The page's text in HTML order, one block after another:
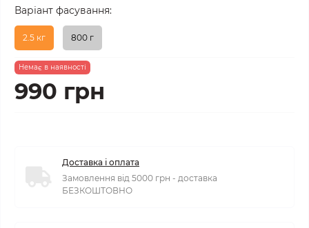
Варіант фасування:
2.5 кг 800 г
Немає в наявності
990 грн
Доставка і оплата
Замовлення від 5000 грн - доставка
БЕЗКОШТОВНО